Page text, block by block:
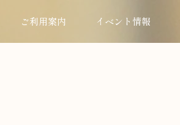
ご利用案内 イベント情報